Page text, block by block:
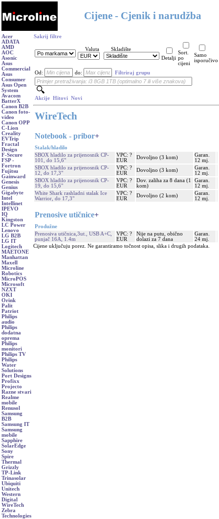
Cijene - Cjenik i narudžba
Acer
ADATA
AMD
AOC
Asonic
Asus
Commercial
Asus
Consumer
Asus Open
System
Avacom
BatterX
Canon B2B
Canon foto-
video
Canon OPP
C-Lion
Creality
EVTrip
Fractal
Design
F-Secure
FSP -
Fortron
Fujitsu
Gainward
Genesis
Genius
Gigabyte
Intel
Intellinet
IPEVO
IQ
Kingston
LC Power
Lenovo
LG B2B
LG IT
Logitech
MAETONE
Manhattan
Maxell
Microline
Robotics
MicroPOS
Microsoft
NZXT
OKI
Orink
Palit
Patriot
Philips
audio
Philips
dodatna
oprema
Philips
monitori
Philips TV
Philips
Water
Solutions
Port Designs
Profixx
Projecto
Razne stvari
Realme
mobile
Renusol
Samsung
B2B
Samsung IT
Samsung
mobile
Sapphire
SolarEdge
Sony
Spire
Thermal
Grizzly
TP-Link
Trinasolar
Ubiquiti
Unitech
Western
Digital
WireTech
Zebra
Technologies
Sakrij filtre
Valuta
Skladište
Detalji
Sort.
po
cijeni
Samo
isporučivo
Od: do: Filtriraj grupu
Akcije Hitovi Novi
WireTech
Notebook - pribor+
Stalak/hladilo
SBOX hladilo za prijenosnik CP-
101, do 15,6"
VPC: ?
EUR
Dovoljno (3 kom)
Garan.
12 mj.
SBOX hladilo za prijenosnik CP-
12, do 17,3"
VPC: ?
EUR
Dovoljno (3 kom)
Garan.
12 mj.
SBOX hladilo za prijenosnik CP-
19, do 15,6"
VPC: ?
EUR
Dov. zaliha za 8 dana (1
kom)
Garan.
12 mj.
White Shark rashladni stalak Ice
Warrior, do 17,3"
VPC: ?
EUR
Dovoljno (2 kom)
Garan.
12 mj.
Prenosive utičnice+
Produžne
Prenosiva utičnica,3ut., USB A+C,
punjač 16A, 1.4m
VPC: ?
EUR
Nije na putu, obično
dolazi za 7 dana
Garan.
24 mj.
Cijene uključuju porez. Ne garantiramo točnost opisa, slika i drugih podataka.